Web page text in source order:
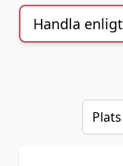
Handla enligt